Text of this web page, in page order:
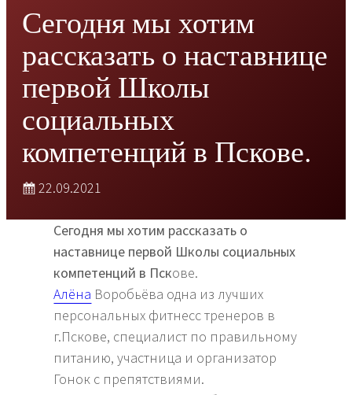
Сегодня мы хотим
рассказать о наставнице
первой Школы
социальных
компетенций в Пскове.
22.09.2021
Сегодня мы хотим рассказать о
наставнице первой Школы социальных
компетенций в Пскове.
Алёна Воробьёва одна из лучших
персональных фитнесс тренеров в
г.Пскове, специалист по правильному
питанию, участница и организатор
Гонок с препятствиями.